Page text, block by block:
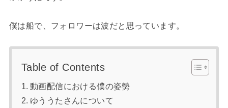
僕は船で、フォロワーは波だと思っています。
Table of Contents
動画配信における僕の姿勢
ゆううたさんについて